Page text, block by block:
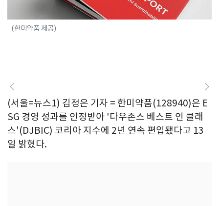
(한미약품 제공)
(서울=뉴스1) 김정은 기자 = 한미약품(128940)은 E
SG 경영 성과를 인정받아 '다우존스 베스트 인 클래
스'(DJBIC) 코리아 지수에 2년 연속 편입됐다고 13
일 밝혔다.